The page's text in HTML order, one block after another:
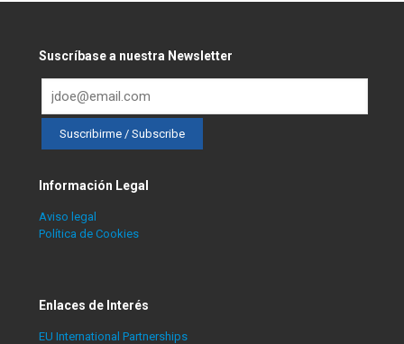
Suscríbase a nuestra Newsletter
Información Legal
Aviso legal
Política de Cookies
Enlaces de Interés
EU International Partnerships